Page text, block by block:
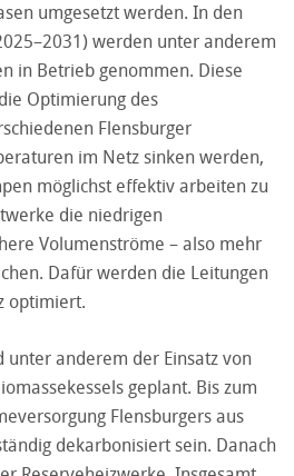
umgesetzt werden. In den
werden unter anderem
in Betrieb genommen. Diese
Optimierung des
Flensburger
im Netz sinken werden,
möglichst effektiv arbeiten zu
die niedrigen
Volumenströme – also mehr
Dafür werden die Leitungen
optimiert.
unter anderem der Einsatz von
geplant. Bis zum
Flensburgers aus
dekarbonisiert sein. Danach